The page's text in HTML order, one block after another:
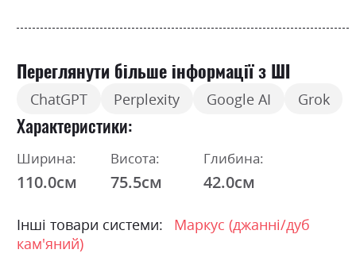
Переглянути більше інформації з ШІ
ChatGPT Perplexity Google AI Grok
Характеристики
Ширина:
110.0см
Висота:
75.5см
Глибина:
42.0см
Інші товари системи:
Маркус (джанні/дуб
кам'яний)